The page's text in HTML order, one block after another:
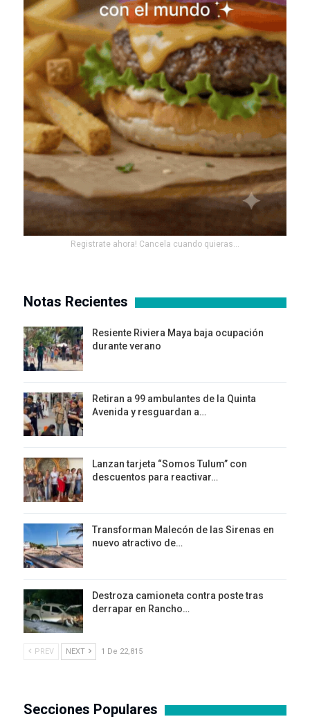
Registrate ahora! Cancela cuando quieras...
Notas Recientes
Resiente Riviera Maya baja ocupación
durante verano
Retiran a 99 ambulantes de la Quinta
Avenida y resguardan a…
Lanzan tarjeta “Somos Tulum” con
descuentos para reactivar…
Transforman Malecón de las Sirenas en
nuevo atractivo de…
Destroza camioneta contra poste tras
derrapar en Rancho…
PREV NEXT 1 De 22,815
Secciones Populares